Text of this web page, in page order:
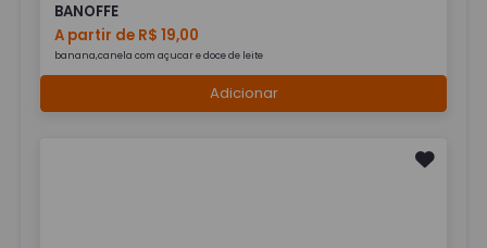
BANOFFE
A partir de R$ 19,00
banana,canela com açucar e doce de leite
Adicionar